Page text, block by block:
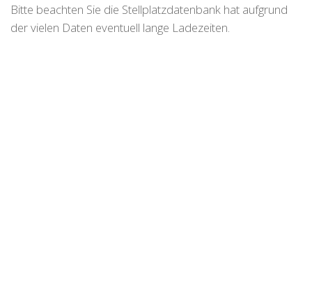
Bitte beachten Sie die Stellplatzdatenbank hat aufgrund
der vielen Daten eventuell lange Ladezeiten.